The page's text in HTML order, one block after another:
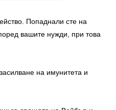
Попаднали сте на
вашите нужди, при това
на имунитета и